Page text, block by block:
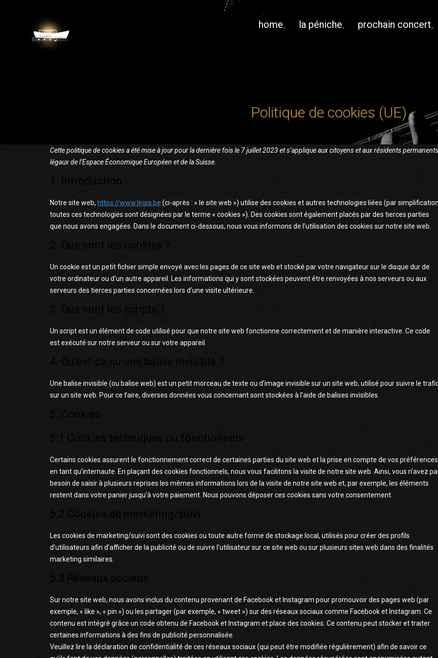
home la péniche prochain concert
Politique de cookies (UE)
Cette politique de cookies a été mise à jour pour la dernière fois le 7 juillet 2023 et s’applique aux citoyens et aux résidents permanents
légaux de l’Espace Économique Européen et de la Suisse.
1. Introduction
Notre site web, https://www.legia.be (ci-après : « le site web ») utilise des cookies et autres technologies liées (par
toutes ces technologies sont désignées par le terme « cookies »). Des cookies sont également placés par des tierces parties
que nous avons engagées. Dans le document ci-dessous, nous vous informons de l’utilisation des cookies sur notre site web.
2. Que sont les cookies ?
Un cookie est un petit fichier simple envoyé avec les pages de ce site web et stocké par votre navigateur sur le disque dur de
votre ordinateur ou d’un autre appareil. Les informations qui y sont stockées peuvent être renvoyées à nos serveurs ou aux
serveurs des tierces parties concernées lors d’une visite ultérieure.
3. Que sont les scripts ?
Un script est un élément de code utilisé pour que notre site web fonctionne correctement et de manière interactive. Ce code
est exécuté sur notre serveur ou sur votre appareil.
4. Qu’est-ce qu’une balise invisible ?
Une balise invisible (ou balise web) est un petit morceau de texte ou d’image invisible sur un site web, utilisé pour suivre le
sur un site web. Pour ce faire, diverses données vous concernant sont stockées à l’aide de balises invisibles.
5. Cookies
5.1 Cookies techniques ou fonctionnels
Certains cookies assurent le fonctionnement correct de certaines parties du site web et la prise en compte de vos préférences
en tant qu’internaute. En plaçant des cookies fonctionnels, nous vous facilitons la visite de notre site web. Ainsi, vous n’avez
besoin de saisir à plusieurs reprises les mêmes informations lors de la visite de notre site web et, par exemple, les éléments
restent dans votre panier jusqu’à votre paiement. Nous pouvons déposer ces cookies sans votre consentement.
5.2 Cookies de marketing/suivi
Les cookies de marketing/suivi sont des cookies ou toute autre forme de stockage local, utilisés pour créer des profils
d’utilisateurs afin d’afficher de la publicité ou de suivre l’utilisateur sur ce site web ou sur plusieurs sites web dans des finalités
marketing similaires.
5.3 Réseaux sociaux
Sur notre site web, nous avons inclus du contenu provenant de Facebook et Instagram pour promouvoir des pages web (par
exemple, « like », « pin ») ou les partager (par exemple, « tweet ») sur des réseaux sociaux comme Facebook et Instagram. Ce
contenu est intégré grâce un code obtenu de Facebook et Instagram et place des cookies. Ce contenu peut stocker et traiter
certaines informations à des fins de publicité personnalisée.
Veuillez lire la déclaration de confidentialité de ces réseaux sociaux (qui peut être modifiée régulièrement) afin de savoir ce